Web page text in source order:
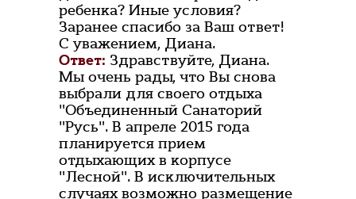
ребенка? Иные условия?
Заранее спасибо за Ваш ответ!
С уважением, Диана.
Ответ: Здравствуйте, Диана.
Мы очень рады, что Вы снова
выбрали для своего отдыха
"Объединенный Санаторий
"Русь". В апреле 2015 года
планируется прием
отдыхающих в корпусе
"Лесной". В исключительных
случаях возможно размещение